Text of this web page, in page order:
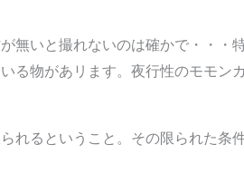
無いと撮れないのは確かで・・
る物があリます。夜行性のモモ
れるということ。その限られた条